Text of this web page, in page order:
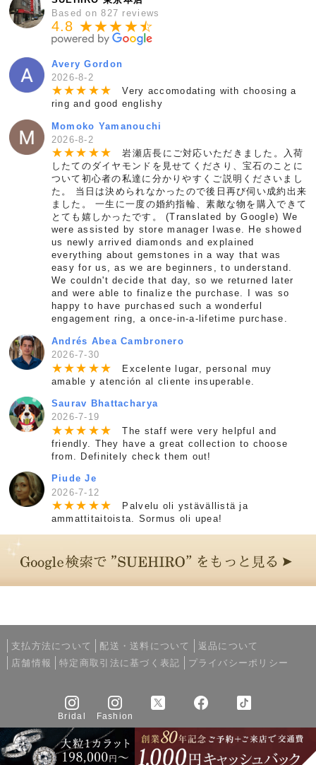
Based on 827 reviews
4.8 ★★★★★
☆
Avery Gordon
2026-8-2
★★★ ★★
Very accomodating with choosing a
ring and good englishy
Momoko Yamanouchi
2026-8-2
★★★ ★★
岩瀬店長にご対応いただきました。入荷
したてのダイヤモンドを見せてくださり、宝石のことに
ついて初心者の私達に分かりやすくご説明くださいまし
た。 当日は決められなかったので後日再び伺い成約出来
ました。 一生に一度の婚約指輪、素敵な物を購入できて
とても嬉しかったです。 (Translated by Google) We
were assisted by store manager Iwase. He showed
us newly arrived diamonds and explained
everything about gemstones in a way that was
easy for us, as we are beginners, to understand.
We couldn't decide that day, so we returned later
and were able to finalize the purchase. I was so
happy to have purchased such a wonderful
engagement ring, a once-in-a-lifetime purchase.
Andrés Abea Cambronero
2026-7-30
★★★ ★★
Excelente lugar, personal muy
amable y atención al cliente insuperable.
Saurav Bhattacharya
2026-7-19
★★★ ★★
The staff were very helpful and
friendly. They have a great collection to choose
from. Definitely check them out!
Piude Je
2026-7-12
★★★ ★★
Palvelu oli ystävällistä ja
ammattitaitoista. Sormus oli upea!
支払方法について 配送・送料について
返品について
店舗情報
特定商取引法に基づく表記 プライバシーポリシー
Bridal Fashion
Copyright © 2005-2026 SUEHIRO All rights reserved.